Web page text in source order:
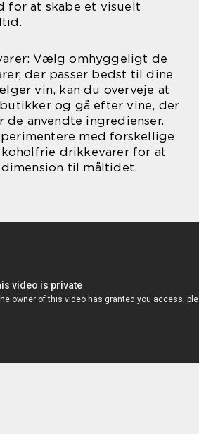
for at skabe et visuelt
Vælg omhyggeligt de
der passer bedst til dine
vin, kan du overveje at
og gå efter vine, der
de anvendte ingredienser.
med forskellige
drikkevarer for at
til måltidet.